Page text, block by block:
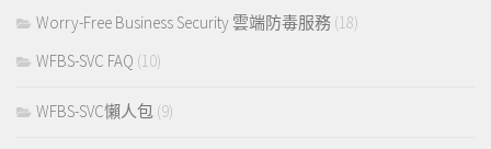
Worry-Free Business Security 雲端防毒服務 (18)
WFBS-SVC FAQ (10)
WFBS-SVC懶人包 (9)